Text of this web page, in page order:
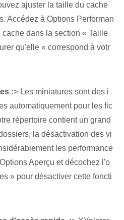
ajuster la taille du cache
Accédez à Options Performan
dans la section « Taille
qu'elle « correspond à votr
:> Les miniatures sont des i
automatiquement pour les fic
répertoire contient un grand
la désactivation des vi
les performance
Aperçu et décochez l'o
» pour désactiver cette foncti